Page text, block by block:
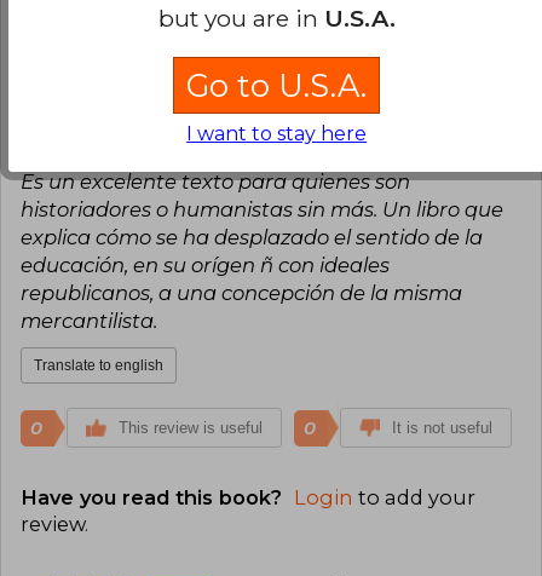
This review is useful 0 It is not useful
Mauricio Acevedo
Sunday, June 30,
Verified Purchase
Es un excelente texto para quienes son
historiadores o humanistas sin más. Un libro que
explica cómo se ha desplazado el sentido de la
educación, en su orígen ñ con ideales
republicanos, a una concepción de la misma
mercantilista.
Translate to english
0 This review is useful 0 It is not useful
Have you read this book? Login to add your
review.
but you are in U.S.A.
Go to U.S.A.
I want to stay here